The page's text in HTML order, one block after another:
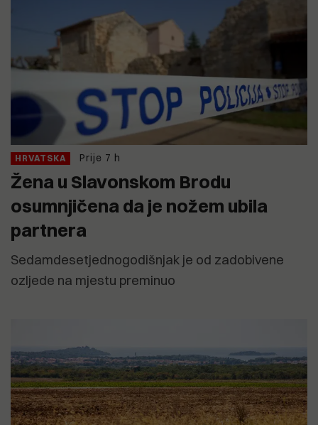
HRVATSKA Prije 7 h
Žena u Slavonskom Brodu
osumnjičena da je nožem ubila
partnera
Sedamdesetjednogodišnjak je od zadobivene
ozljede na mjestu preminuo